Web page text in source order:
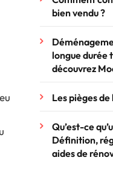
bien vendu ?
longue durée
découvrez
Les pièges
Qu’est-ce
Définition,
aides de